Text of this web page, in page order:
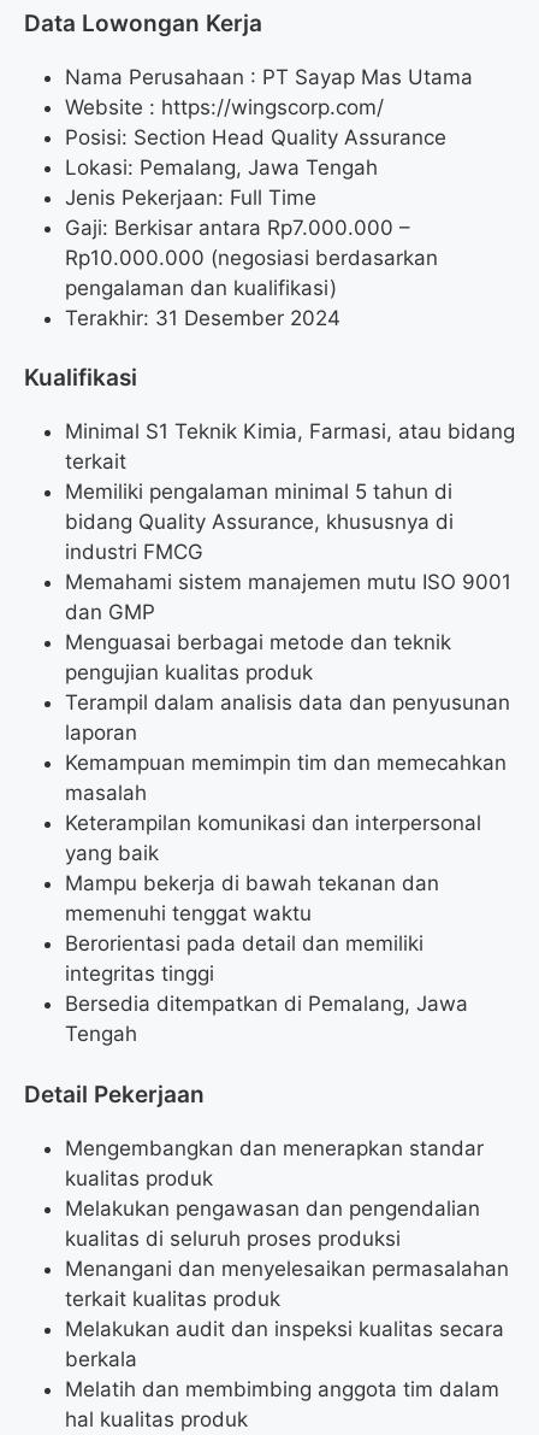
Data Lowongan Kerja
Nama Perusahaan : PT Sayap Mas Utama
Website : https://wingscorp.com/
Posisi: Section Head Quality Assurance
Lokasi: Pemalang, Jawa Tengah
Jenis Pekerjaan: Full Time
Gaji: Berkisar antara Rp7.000.000 –
Rp10.000.000 (negosiasi berdasarkan
pengalaman dan kualifikasi)
Terakhir: 31 Desember 2024
Kualifikasi
Minimal S1 Teknik Kimia, Farmasi, atau bidang
terkait
Memiliki pengalaman minimal 5 tahun di
bidang Quality Assurance, khususnya di
industri FMCG
Memahami sistem manajemen mutu ISO 9001
dan GMP
Menguasai berbagai metode dan teknik
pengujian kualitas produk
Terampil dalam analisis data dan penyusunan
laporan
Kemampuan memimpin tim dan memecahkan
masalah
Keterampilan komunikasi dan interpersonal
yang baik
Mampu bekerja di bawah tekanan dan
memenuhi tenggat waktu
Berorientasi pada detail dan memiliki
integritas tinggi
Bersedia ditempatkan di Pemalang, Jawa
Tengah
Detail Pekerjaan
Mengembangkan dan menerapkan standar
kualitas produk
Melakukan pengawasan dan pengendalian
kualitas di seluruh proses produksi
Menangani dan menyelesaikan permasalahan
terkait kualitas produk
Melakukan audit dan inspeksi kualitas secara
berkala
Melatih dan membimbing anggota tim dalam
hal kualitas produk